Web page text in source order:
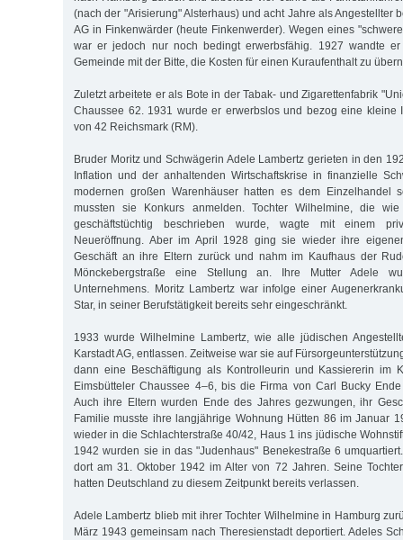
(nach der "Arisierung" Alsterhaus) und acht Jahre als Angestellter
AG in Finkenwärder (heute Finkenwerder). Wegen eines
war er jedoch nur noch bedingt erwerbsfähig. 1927 wandte
Gemeinde mit der Bitte, die Kosten für einen Kuraufenthalt zu
Zuletzt arbeitete er als Bote in der Tabak- und Zigarettenfabrik
Chaussee 62. 1931 wurde er erwerbslos und bezog eine kleine
von 42 Reichsmark (RM).
Bruder Moritz und Schwägerin Adele Lambertz gerieten in den
Inflation und der anhaltenden Wirtschaftskrise in finanzielle
modernen großen Warenhäuser hatten es dem Einzelhandel
mussten sie Konkurs anmelden. Tochter Wilhelmine, die
geschäftstüchtig beschrieben wurde, wagte mit einem
Neueröffnung. Aber im April 1928 ging sie wieder ihre
Geschäft an ihre Eltern zurück und nahm im Kaufhaus der
Mönckebergstraße eine Stellung an. Ihre Mutter Adele
Unternehmens. Moritz Lambertz war infolge einer
Star, in seiner Berufstätigkeit bereits sehr eingeschränkt.
1933 wurde Wilhelmine Lambertz, wie alle jüdischen
Karstadt AG, entlassen. Zeitweise war sie auf
dann eine Beschäftigung als Kontrolleurin und Kassiererin im
Eimsbütteler Chaussee 4–6, bis die Firma von Carl Bucky
Auch ihre Eltern wurden Ende des Jahres gezwungen, ihr
Familie musste ihre langjährige Wohnung Hütten 86 im Januar
wieder in die Schlachterstraße 40/42, Haus 1 ins jüdische
1942 wurden sie in das "Judenhaus" Benekestraße 6
dort am 31. Oktober 1942 im Alter von 72 Jahren. Seine
hatten Deutschland zu diesem Zeitpunkt bereits verlassen.
Adele Lambertz blieb mit ihrer Tochter Wilhelmine in Hamburg
März 1943 gemeinsam nach Theresienstadt deportiert. Adeles